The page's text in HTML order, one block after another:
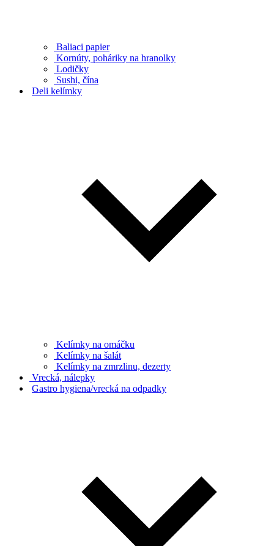
Baliaci papier
Kornúty, poháriky na hranolky
Lodičky
Sushi, čína
Deli kelímky
Kelímky na omáčku
Kelímky na šalát
Kelímky na zmrzlinu, dezerty
Vrecká, nálepky
Gastro hygiena/vrecká na odpadky